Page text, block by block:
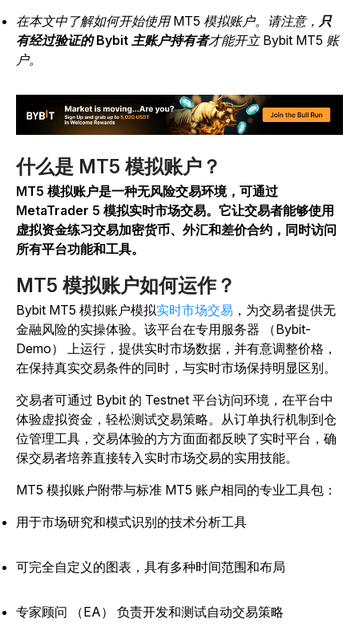
在本文中了解如何开始使用 MT5 模拟账户。请注意， 只
有经过验证的 Bybit 主账户持有者才能开立 Bybit MT5 账
户。
什么是 MT5 模拟账户？
MT5 模拟账户是一种无风险交易环境，可通过
MetaTrader 5 模拟实时市场交易。它让交易者能够使用
虚拟资金练习交易加密货币、外汇和差价合约，同时访问
所有平台功能和工具。
MT5 模拟账户如何运作？
Bybit MT5 模拟账户模拟实时市场交易 ，为交易者提供无
金融风险的实操体验。该平台在专用服务器 （Bybit-
Demo） 上运行，提供实时市场数据，并有意调整价格，
在保持真实交易条件的同时，与实时市场保持明显区别。
交易者可通过 Bybit 的 Testnet 平台访问环境，在平台中
体验虚拟资金，轻松测试交易策略。从订单执行机制到仓
位管理工具，交易体验的方方面面都反映了实时平台，确
保交易者培养直接转入实时市场交易的实用技能。
MT5 模拟账户附带与标准 MT5 账户相同的专业工具包：
用于市场研究和模式识别的技术分析工具
可完全自定义的图表，具有多种时间范围和布局
专家顾问 （EA） 负责开发和测试自动交易策略